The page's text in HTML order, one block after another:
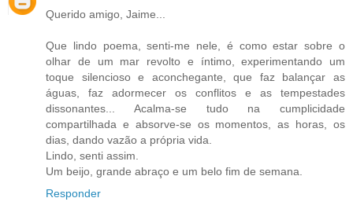
Querido amigo, Jaime...
Que lindo poema, senti-me nele, é como estar sobre o
olhar de um mar revolto e íntimo, experimentando um
toque silencioso e aconchegante, que faz balançar as
águas, faz adormecer os conflitos e as tempestades
dissonantes... Acalma-se tudo na cumplicidade
compartilhada e absorve-se os momentos, as horas, os
dias, dando vazão a própria vida.
Lindo, senti assim.
Um beijo, grande abraço e um belo fim de semana.
Responder